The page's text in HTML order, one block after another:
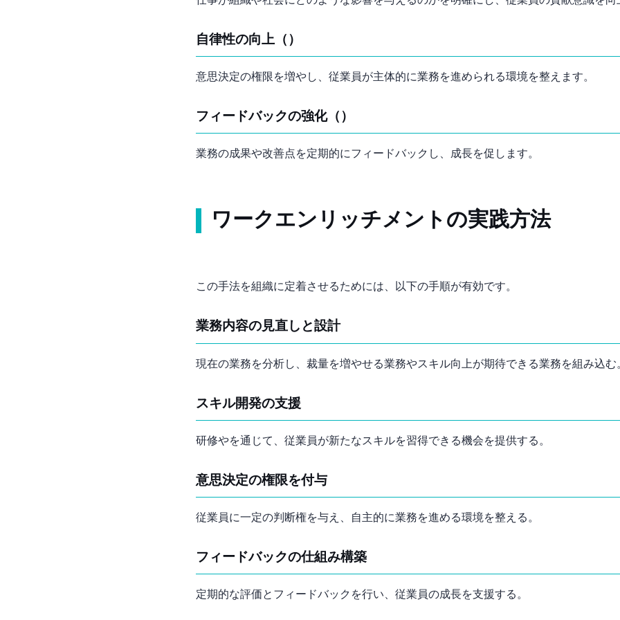
自律性の向上（Autonomy）
意思決定の権限を増やし、従業員が主体的に業務を進められる環境を整えます。
フィードバックの強化（Feedback）
業務の成果や改善点を定期的にフィードバックし、成長を促します。
ワークエンリッチメントの実践方法
この手法を組織に定着させるためには、以下の手順が有効です。
業務内容の見直しと設計
現在の業務を分析し、裁量を増やせる業務やスキル向上が期待できる業務を組み込む
スキル開発の支援
研修やOJTを通じて、従業員が新たなスキルを習得できる機会を提供する。
意思決定の権限を付与
従業員に一定の判断権を与え、自主的に業務を進める環境を整える。
フィードバックの仕組み構築
定期的な評価とフィードバックを行い、従業員の成長を支援する。